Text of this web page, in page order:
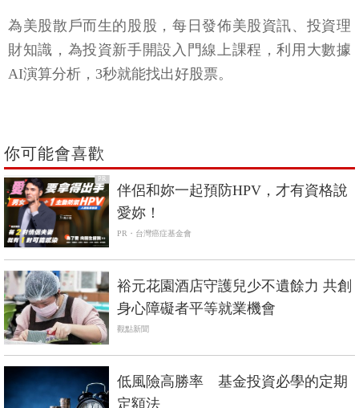
為美股散戶而生的股股，每日發佈美股資訊、投資理
財知識，為投資新手開設入門線上課程，利用大數據
AI演算分析，3秒就能找出好股票。
你可能會喜歡
PR
伴侶和妳一起預防HPV，才有資格說
愛妳！
PR・台灣癌症基金會
裕元花園酒店守護兒少不遺餘力 共創
身心障礙者平等就業機會
觀點新聞
低風險高勝率 基金投資必學的定期
定額法